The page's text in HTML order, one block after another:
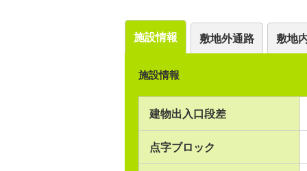
施設情報 敷地外通路 敷地
施設情報
建物出入口段差
点字ブロック